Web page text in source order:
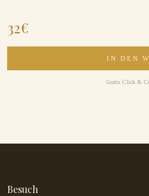
32€
IN DEN
Gratis Click &
Besuch